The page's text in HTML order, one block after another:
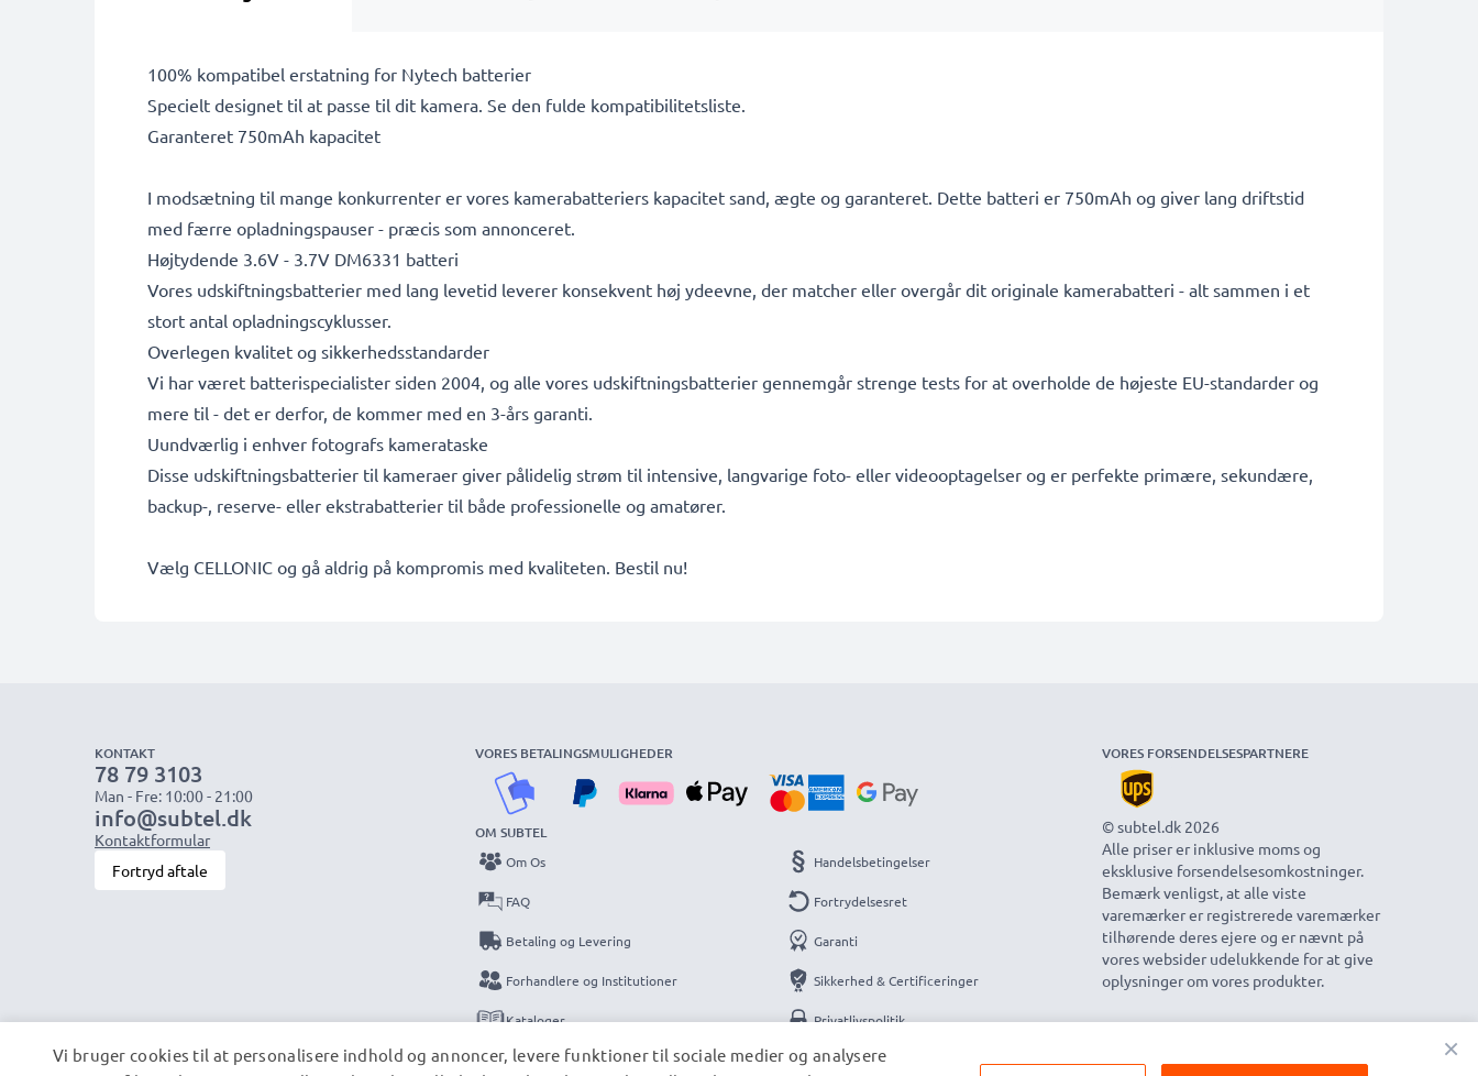
100% kompatibel erstatning for Nytech batterier
Specielt designet til at passe til dit kamera. Se den fulde kompatibilitetsliste.
Garanteret 750mAh kapacitet
I modsætning til mange konkurrenter er vores kamerabatteriers kapacitet sand, ægte og garanteret. Dette batteri er 750mAh og giver lang driftstid
med færre opladningspauser - præcis som annonceret.
Højtydende 3.6V - 3.7V DM6331 batteri
Vores udskiftningsbatterier med lang levetid leverer konsekvent høj ydeevne, der matcher eller overgår dit originale kamerabatteri - alt sammen i et
stort antal opladningscyklusser.
Overlegen kvalitet og sikkerhedsstandarder
Vi har været batterispecialister siden 2004, og alle vores udskiftningsbatterier gennemgår strenge tests for at overholde de højeste EU-standarder og
mere til - det er derfor, de kommer med en 3-års garanti.
Uundværlig i enhver fotografs kamerataske
Disse udskiftningsbatterier til kameraer giver pålidelig strøm til intensive, langvarige foto- eller videooptagelser og er perfekte primære, sekundære,
backup-, reserve- eller ekstrabatterier til både professionelle og amatører.
Vælg CELLONIC og gå aldrig på kompromis med kvaliteten. Bestil nu!
KONTAKT
78 79 3103
Man - Fre: 10:00 - 21:00
info@subtel.dk
Kontaktformular
Fortryd aftale
VORES BETALINGSMULIGHEDER
OM SUBTEL
Om Os
FAQ
Betaling og Levering
Forhandlere og Institutioner
Kataloger
Kontakt
Handelsbetingelser
Fortrydelsesret
Garanti
Sikkerhed & Certificeringer
Privatlivspolitik
Information
VORES FORSENDELSESPARTNERE
© subtel.dk 2026
Alle priser er inklusive moms og
eksklusive forsendelsesomkostninger.
Bemærk venligst, at alle viste
varemærker er registrerede varemærker
tilhørende deres ejere og er nævnt på
vores websider udelukkende for at give
oplysninger om vores produkter.
×
Vi bruger cookies til at personalisere indhold og annoncer, levere funktioner til sociale medier og analysere